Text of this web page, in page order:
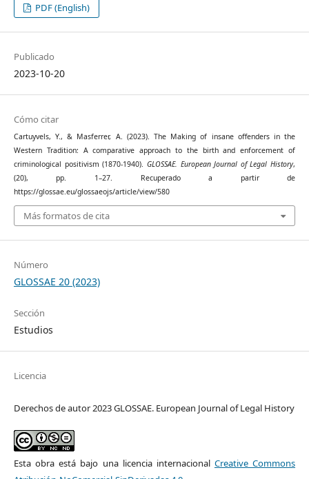
PDF (English)
Publicado
2023-10-20
Cómo citar
Cartuyvels, Y., & Masferrer, A. (2023). The Making of insane offenders in the
Western Tradition: A comparative approach to the birth and enforcement of
criminological positivism (1870-1940). GLOSSAE. European Journal of Legal History,
(20), pp. 1–27. Recuperado a partir de
https://glossae.eu/glossaeojs/article/view/580
Más formatos de cita
Número
GLOSSAE 20 (2023)
Sección
Estudios
Licencia
Derechos de autor 2023 GLOSSAE. European Journal of Legal History
Esta obra está bajo una licencia internacional Creative Commons